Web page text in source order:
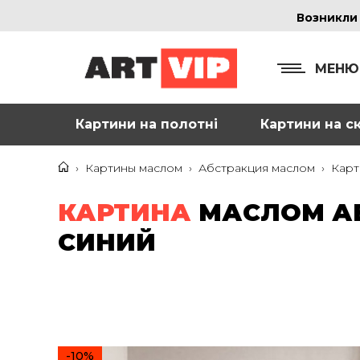
МЕНЮ
Картини на полотні Картини на
› Картины маслом › Абстракция маслом ›
КАРТИНА МАСЛОМ
СИНИЙ
-10%
м.